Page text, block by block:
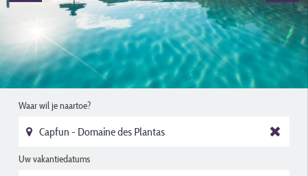
Waar wil je naartoe?
Uw vakantiedatums